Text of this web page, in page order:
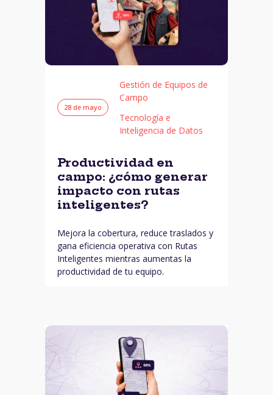
28 de mayo
Gestión de Equipos de
Campo
Tecnología e
Inteligencia de Datos
Productividad en
campo: ¿cómo generar
impacto con rutas
inteligentes?
Mejora la cobertura, reduce traslados y
gana eficiencia operativa con Rutas
Inteligentes mientras aumentas la
productividad de tu equipo.